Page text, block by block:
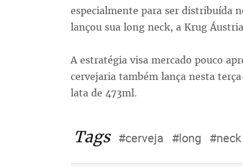
especialmente para ser distribuída
lançou sua long neck, a Krug
A estratégia visa mercado pouco
cervejaria também lança nesta
lata de 473ml.
Tags #cerveja #long #neck